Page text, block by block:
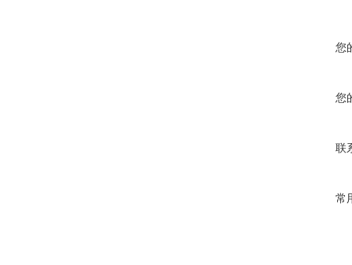
您
您
联
常